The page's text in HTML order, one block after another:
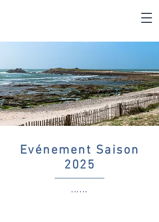
Evénement Saison
2025
......